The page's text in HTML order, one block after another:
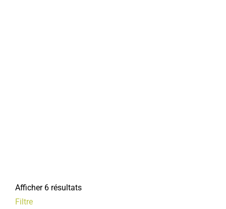
Afficher 6 résultats
Filtre